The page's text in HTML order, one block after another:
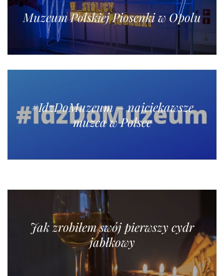
Muzeum Polskiej Piosenki w Opolu
#IdzDoMuzeum – najciekawsze
muzea w Polsce
Jak zrobiłem swój pierwszy cydr
jabłkowy